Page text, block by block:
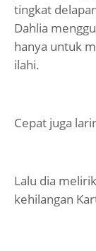
tingkat
Dahlia
hanya untuk
ilahi.
Cepat juga
Lalu dia
kehilangan